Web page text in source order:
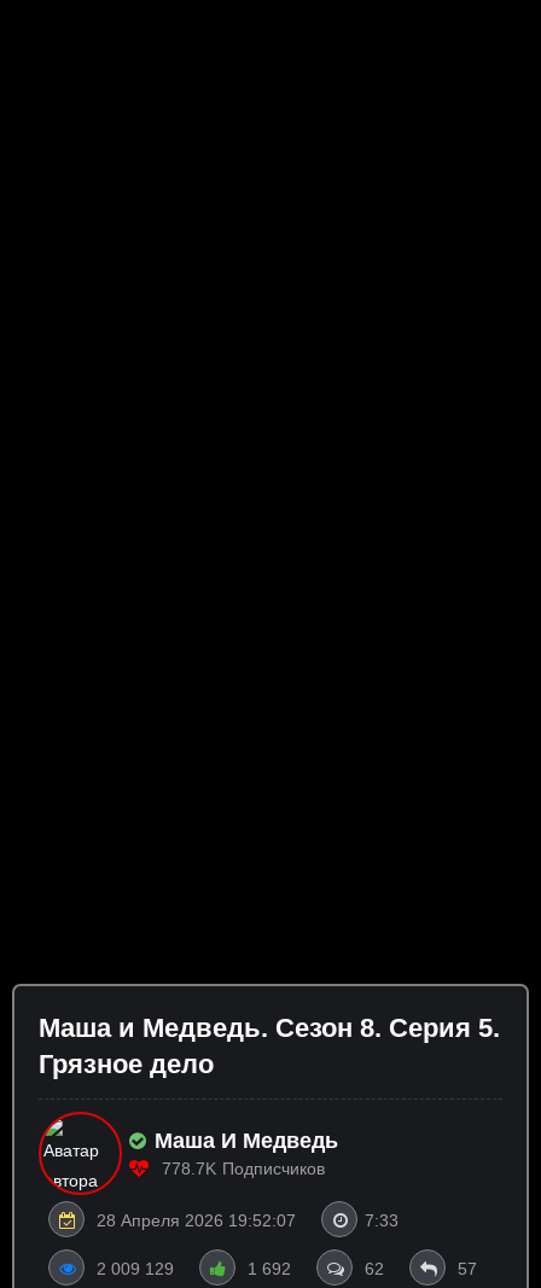
Маша и Медведь. Сезон 8. Серия 5.
Грязное дело
Маша И Медведь
778.7K Подписчиков
28 Апреля 2026 19:52:07 7:33
2 009 129 1 692 62 57